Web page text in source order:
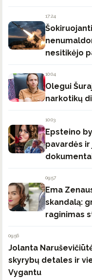
17:24
nesitikėjo
10:04
Olegui
narkotikų
10:03
Epsteino
pavardės ir
09:57
Ema
skandalą:
raginimas
09:56
Jolanta
skyrybų detales ir
Vygantu